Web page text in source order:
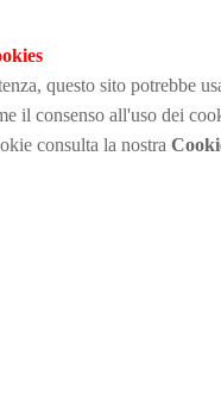
questo sito potrebbe
il consenso all'uso dei
consulta la nostra